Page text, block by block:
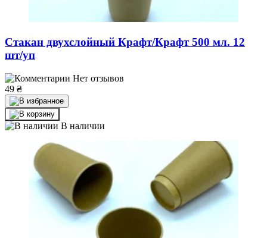
Стакан двухслойный Крафт/Крафт 500 мл. 12
шт/уп
Нет отзывов
49 ₴
В наличии